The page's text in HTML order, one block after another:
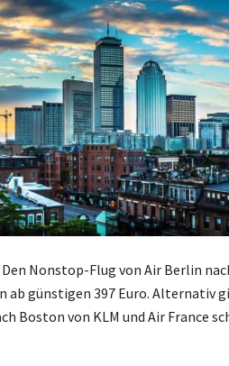
Nonstop-Flug von Air Berlin
ab günstigen 397 Euro. Alternativ
Boston von KLM und Air France